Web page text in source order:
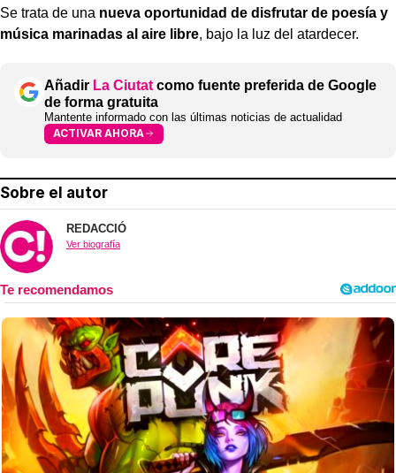
Se trata de una nueva oportunidad de disfrutar de poesía y
música marinadas al aire libre, bajo la luz del atardecer.
Añadir La Ciutat como fuente preferida de Google
de forma gratuita
Mantente informado con las últimas noticias de actualidad
ACTIVAR AHORA
Sobre el autor
REDACCIÓ
Ver biografía